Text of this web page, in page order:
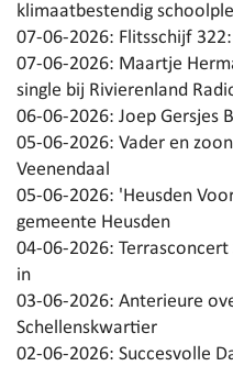
klimaatbestendig
07-06-2026: Flitsschijf
07-06-2026: Maartje
single bij Rivierenland
06-06-2026: Joep Gersjes
05-06-2026: Vader en
Veenendaal
05-06-2026: 'Heusden
gemeente Heusden
04-06-2026: Terrasconcert
in
03-06-2026: Anterieure
Schellenskwartier
02-06-2026: Succesvolle